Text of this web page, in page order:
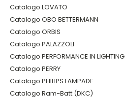
Catalogo LOVATO
Catalogo OBO BETTERMANN
Catalogo ORBIS
Catalogo PALAZZOLI
Catalogo PERFORMANCE IN LIGHTING
Catalogo PERRY
Catalogo PHILIPS LAMPADE
Catalogo Ram-Batt (DKC)